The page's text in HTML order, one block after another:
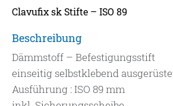
Clavufix sk Stifte – ISO 89
Beschreibung
Dämmstoff – Befestigungsstift
einseitig selbstklebend
Ausführung : ISO 89 mm